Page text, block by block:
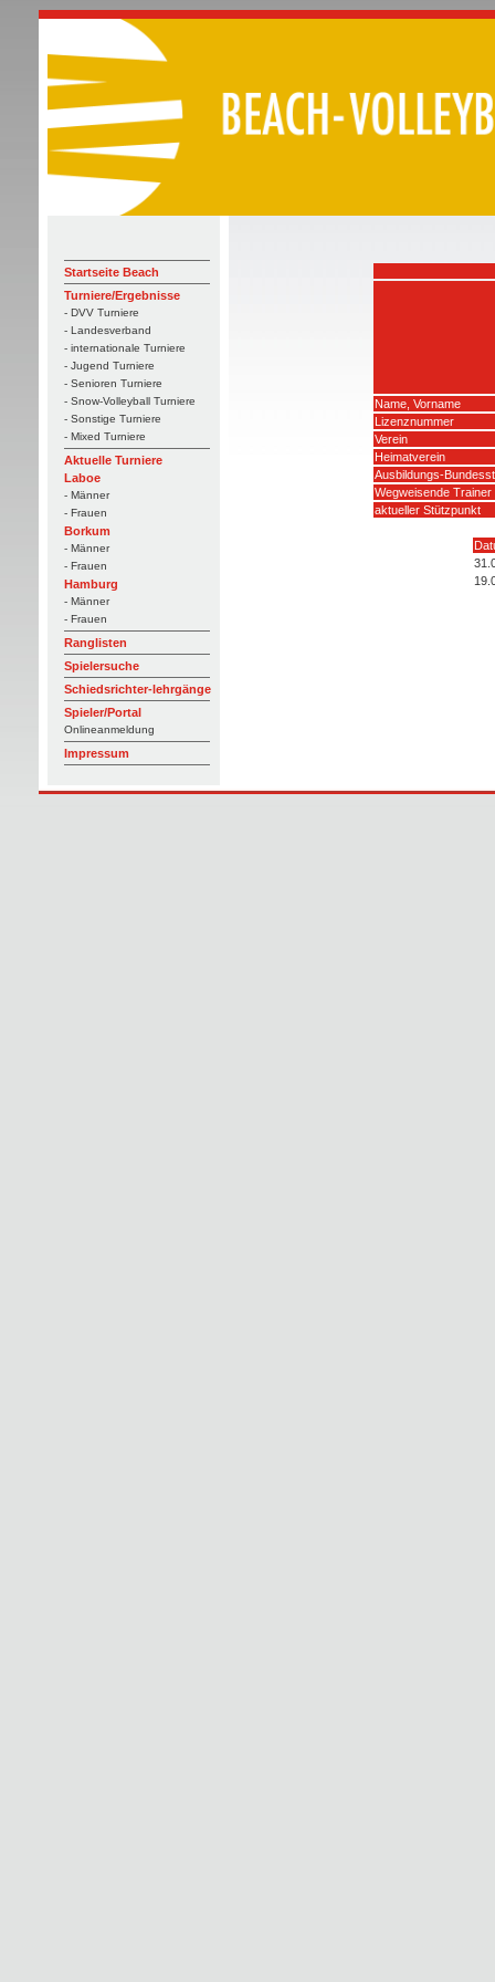
Startseite Beach
Turniere/Ergebnisse
- DVV Turniere
- Landesverband
- internationale Turniere
- Jugend Turniere
- Senioren Turniere
- Snow-Volleyball Turniere
- Sonstige Turniere
- Mixed Turniere
Aktuelle Turniere
Laboe
- Männer
- Frauen
Borkum
- Männer
- Frauen
Hamburg
- Männer
- Frauen
Ranglisten
Spielersuche
Schiedsrichter-lehrgänge
Spieler/Portal
Onlineanmeldung
Impressum
Name, Vorname
Lizenznummer
Verein
Heimatverein
Ausbildungs-
Wegweisende Trainer
aktueller Stützpunkt